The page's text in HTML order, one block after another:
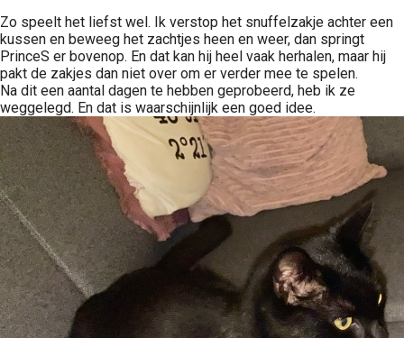
Zo speelt het liefst wel. Ik verstop het snuffelzakje achter een
kussen en beweeg het zachtjes heen en weer, dan springt
PrinceS er bovenop. En dat kan hij heel vaak herhalen, maar hij
pakt de zakjes dan niet over om er verder mee te spelen.
Na dit een aantal dagen te hebben geprobeerd, heb ik ze
weggelegd. En dat is waarschijnlijk een goed idee.